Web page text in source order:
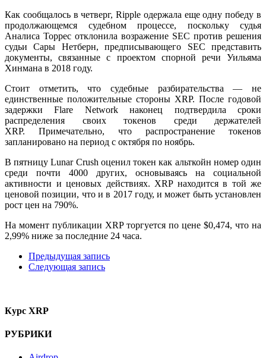
Как сообщалось в четверг, Ripple одержала еще одну победу в
продолжающемся судебном процессе, поскольку судья
Аналиса Торрес отклонила возражение SEC против решения
судьи Сары Нетберн, предписывающего SEC представить
документы, связанные с проектом спорной речи Уильяма
Хинмана в 2018 году.
Стоит отметить, что судебные разбирательства — не
единственные положительные стороны XRP. После годовой
задержки Flare Network наконец подтвердила сроки
распределения своих токенов среди держателей
XRP. Примечательно, что распространение токенов
запланировано на период с октября по ноябрь.
В пятницу Lunar Crush оценил токен как альткойн номер один
среди почти 4000 других, основываясь на социальной
активности и ценовых действиях. XRP находится в той же
ценовой позиции, что и в 2017 году, и может быть установлен
рост цен на 790%.
На момент публикации XRP торгуется по цене $0,474, что на
2,99% ниже за последние 24 часа.
Предыдущая запись
Следующая запись
Курс XRP
РУБРИКИ